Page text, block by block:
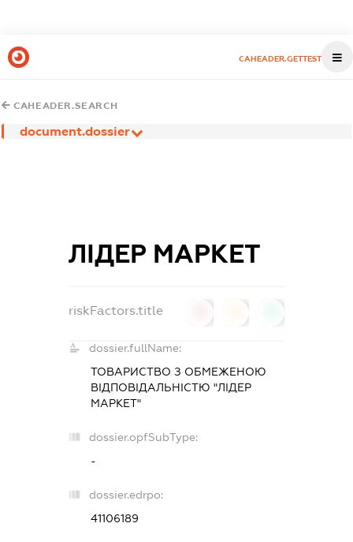
CAHEADER.GETTEST
CAHEADER.SEARCH
document.dossier
ЛІДЕР МАРКЕТ
riskFactors.title
dossier.fullName:
ТОВАРИСТВО З ОБМЕЖЕНОЮ
ВІДПОВІДАЛЬНІСТЮ "ЛІДЕР
МАРКЕТ"
dossier.opfSubType:
-
dossier.edrpo:
41106189